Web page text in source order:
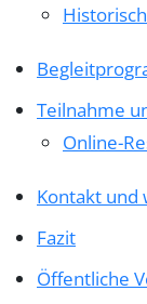
Teilnahme
Online-
Kontakt
Fazit
Öffentliche